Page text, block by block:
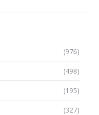
(976)
(498)
(195)
(327)